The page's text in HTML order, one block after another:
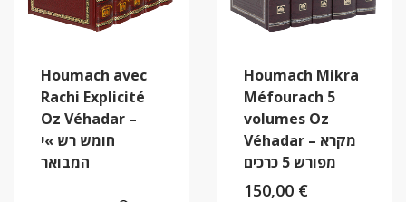
Houmach avec
Rachi Explicité
Oz Véhadar –
חומש רש »י
המבואר
Houmach Mikra
Méfourach 5
volumes Oz
Véhadar – מקרא
מפורש 5 כרכים
150,00 €